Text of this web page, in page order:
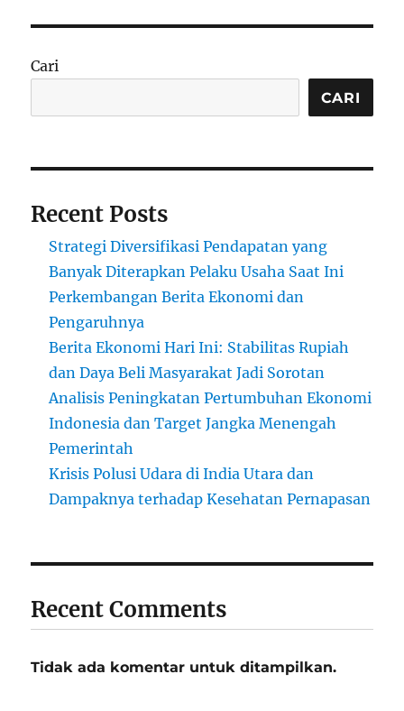
Cari
CARI
Recent Posts
Strategi Diversifikasi Pendapatan yang
Banyak Diterapkan Pelaku Usaha Saat Ini
Perkembangan Berita Ekonomi dan
Pengaruhnya
Berita Ekonomi Hari Ini: Stabilitas Rupiah
dan Daya Beli Masyarakat Jadi Sorotan
Analisis Peningkatan Pertumbuhan Ekonomi
Indonesia dan Target Jangka Menengah
Pemerintah
Krisis Polusi Udara di India Utara dan
Dampaknya terhadap Kesehatan Pernapasan
Recent Comments
Tidak ada komentar untuk ditampilkan.